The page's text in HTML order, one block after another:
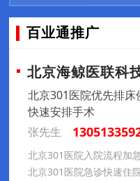
百业通推广
北京海鲸医联科
北京301医院优先排床
快速安排手术
张先生
北京301医院入院流程加
北京301医院急诊快速住